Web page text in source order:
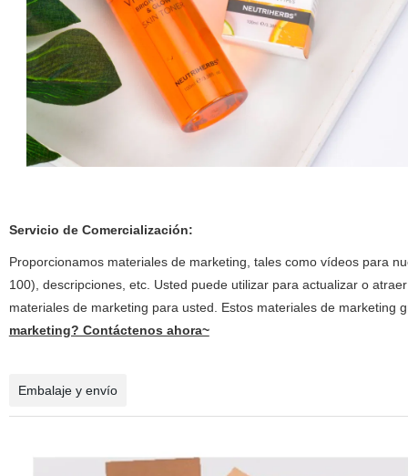
Servicio de Comercialización:
Proporcionamos materiales de marketing, tales como vídeos para
100), descripciones, etc. Usted puede utilizar para actualizar o
materiales de marketing para usted. Estos materiales de
marketing? Contáctenos ahora~
Embalaje y envío